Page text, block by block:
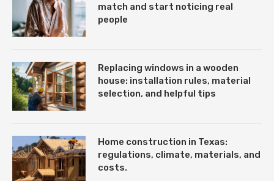
match and start noticing real
people
Replacing windows in a wooden
house: installation rules, material
selection, and helpful tips
Home construction in Texas:
regulations, climate, materials, and
costs.